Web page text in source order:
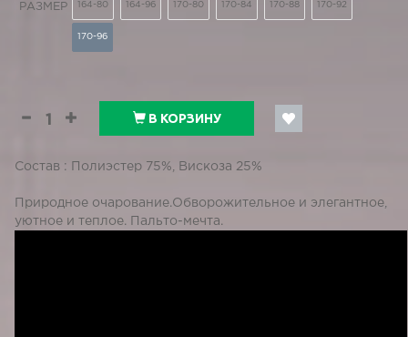
РАЗМЕР 164-80 164-96 170-80 170-84 170-88 170-92
170-96
В КОРЗИНУ
Состав : Полиэстер 75%, Вискоза 25%
Природное очарование.Обворожительное и элегантное,
уютное и теплое. Пальто-мечта.